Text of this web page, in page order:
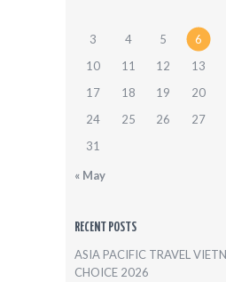
3
4 5 6
10
11 12 13
17
18 19 20
24
25 26 27
31
« May
RECENT POSTS
ASIA PACIFIC TRAVEL
CHOICE 2026